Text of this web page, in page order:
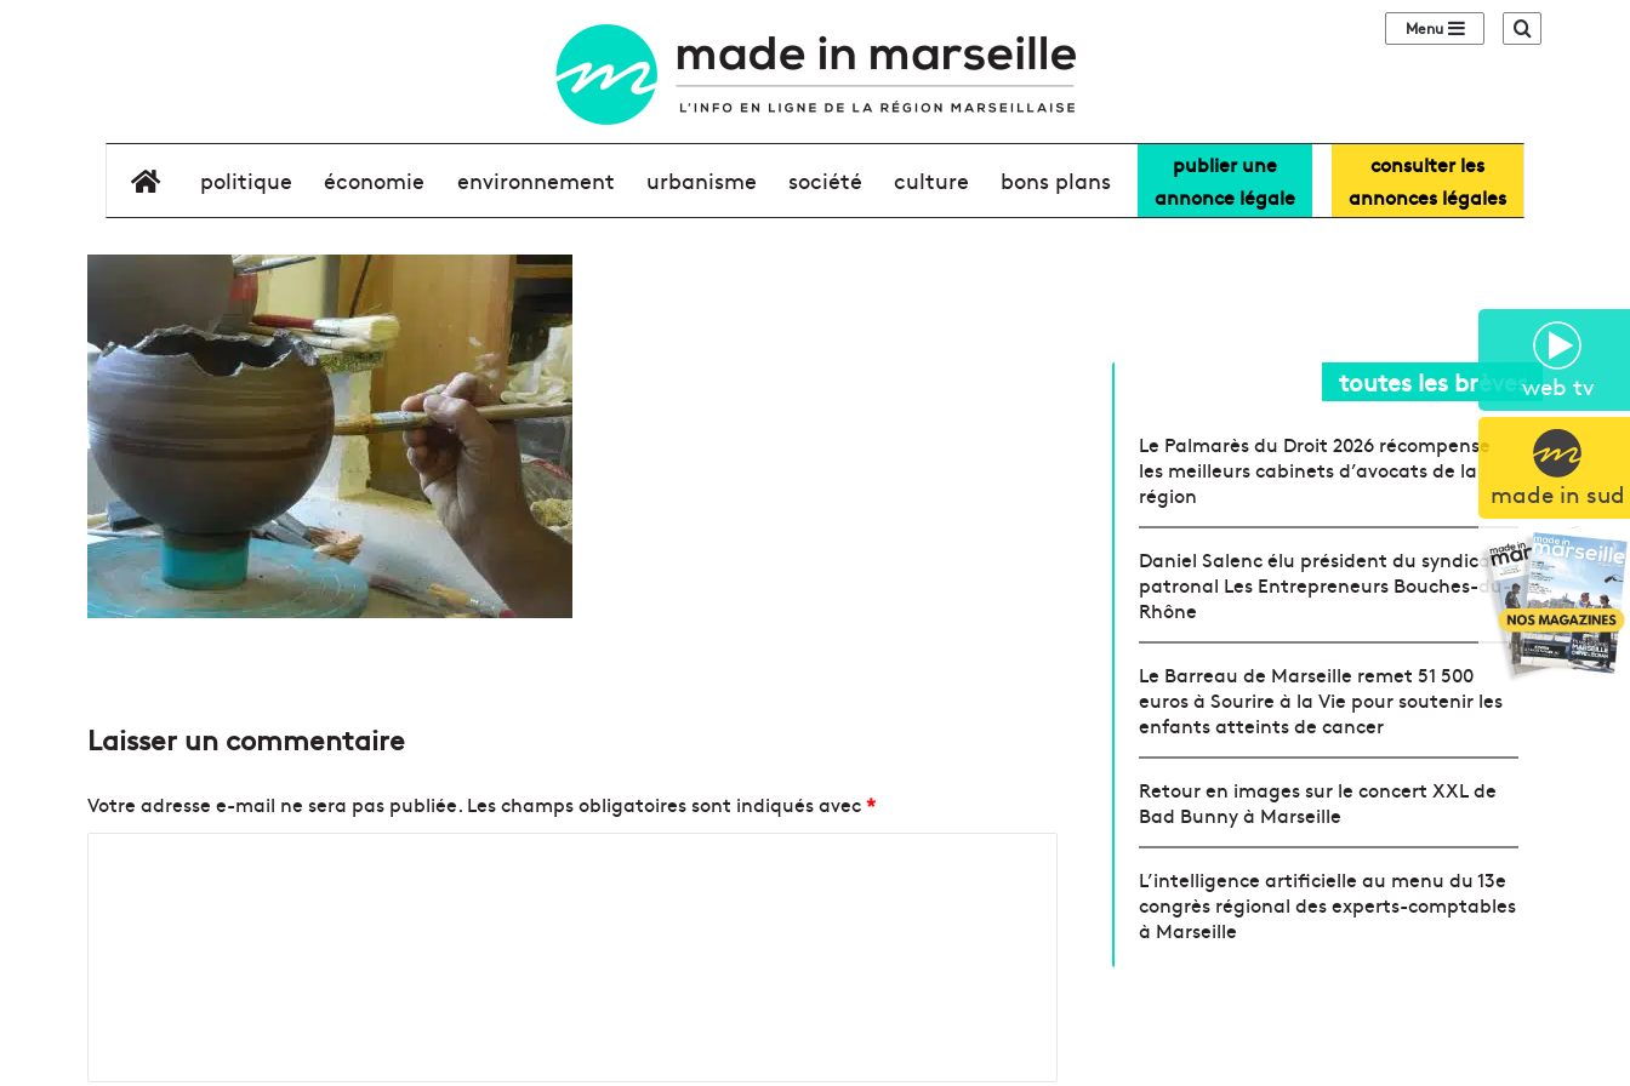
web tv
made in sud
Sidebar (barre
élément de menu
politique économie environnement urbanisme société culture bons plans
publier une
annonce légale
consulter les
annonces légales
Laisser un commentaire
Votre adresse e-mail ne sera pas publiée. Les champs obligatoires sont indiqués avec*
toutes les brèves
Le Palmarès du Droit 2026 récompense
les meilleurs cabinets d’avocats de la
région
Daniel Salenc élu président du syndicat
patronal Les Entrepreneurs Bouches-du-
Rhône
Le Barreau de Marseille remet 51 500
euros à Sourire à la Vie pour soutenir les
enfants atteints de cancer
Retour en images sur le concert XXL de
Bad Bunny à Marseille
L’intelligence artificielle au menu du 13e
congrès régional des experts-comptables
à Marseille